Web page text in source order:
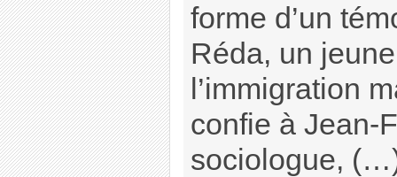
forme d’un
Réda, un
l’immigration
confie à Jean-
sociologue,